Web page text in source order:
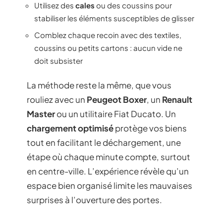
Utilisez des cales ou des coussins pour
stabiliser les éléments susceptibles de glisser
Comblez chaque recoin avec des textiles,
coussins ou petits cartons : aucun vide ne
doit subsister
La méthode reste la même, que vous
rouliez avec un Peugeot Boxer, un Renault
Masterou un utilitaire Fiat Ducato. Un
chargement optimiséprotège vos biens
tout en facilitant le déchargement, une
étape où chaque minute compte, surtout
en centre-ville. L’expérience révèle qu’un
espace bien organisé limite les mauvaises
surprises à l’ouverture des portes.